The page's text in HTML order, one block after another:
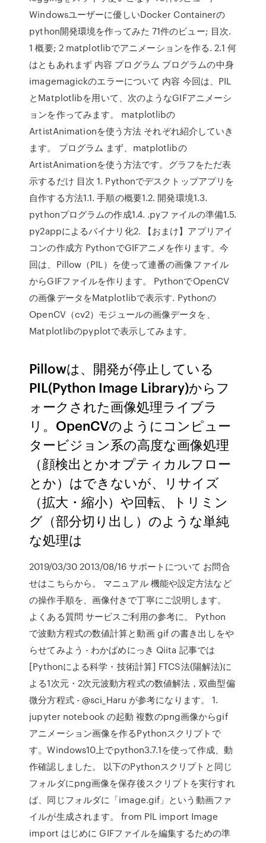
Windowsユーザーに優しいDocker Containerの
python開発環境を作ってみた 71件のビュー; 目次.
1 概要; 2 matplotlibでアニメーションを作る. 2.1 何
はともあれまず 内容 プログラム プログラムの中身
imagemagickのエラーについて 内容 今回は、PIL
とMatplotlibを用いて、次のようなGIFアニメーシ
ョンを作ってみます。 matplotlibの
ArtistAnimationを使う方法 それぞれ紹介していき
ます。 プログラム まず、matplotlibの
ArtistAnimationを使う方法です。グラフをただ表
示するだけ 目次 1. Pythonでデスクトップアプリを
自作する方法1.1. 手順の概要1.2. 開発環境1.3.
pythonプログラムの作成1.4. .pyファイルの準備1.5.
py2appによるバイナリ化2. 【おまけ】アプリアイ
コンの作成方 PythonでGIFアニメを作ります。今
回は、Pillow（PIL）を使って連番の画像ファイル
からGIFファイルを作ります。 PythonでOpenCV
の画像データをMatplotlibで表示す. Pythonの
OpenCV（cv2）モジュールの画像データを、
Matplotlibのpyplotで表示してみます。
Pillowは、開発が停止している
PIL(Python Image Library)からフ
ォークされた画像処理ライブラ
リ。OpenCVのようにコンピュー
タービジョン系の高度な画像処理
（顔検出とかオプティカルフロー
とか）はできないが、リサイズ
（拡大・縮小）や回転、トリミン
グ（部分切り出し）のような単純
な処理は
2019/03/30 2013/08/16 サポートについて お問合
せはこちらから。 マニュアル 機能や設定方法など
の操作手順を、画像付きで丁寧にご説明します。
よくある質問 サービスご利用の参考に。 Python
で波動方程式の数値計算と動画 gif の書き出しをや
らせてみよう - わかばめにっき Qiita 記事では
[Pythonによる科学・技術計算] FTCS法(陽解法)に
よる1次元・2次元波動方程式の数値解法，双曲型偏
微分方程式 - @sci_Haru が参考になります。 1.
jupyter notebook の起動 複数のpng画像からgif
アニメーション画像を作るPythonスクリプトで
す。Windows10上でpython3.7.1を使って作成、動
作確認しました。 以下のPythonスクリプトと同じ
フォルダにpng画像を保存後スクリプトを実行すれ
ば、同じフォルダに「image.gif」という動画ファ
イルが生成されます。 from PIL import Image
import はじめに GIFファイルを編集するための準